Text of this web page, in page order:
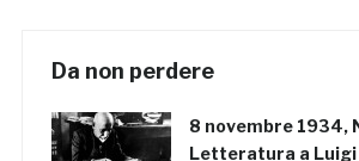
Da non perdere
8 novembre 1934,
Letteratura a Luigi